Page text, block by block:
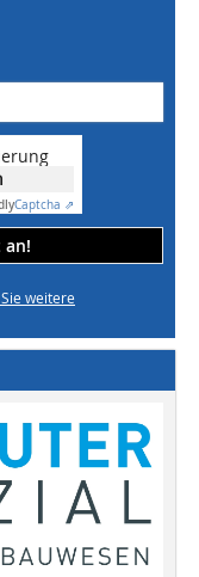
Captcha ⇗
an!
weitere